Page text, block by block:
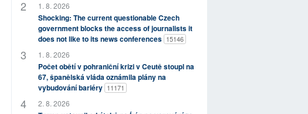
1. 8. 2026
Shocking: The current questionable Czech
government blocks the access of journalists it
does not like to its news conferences 15146
1. 8. 2026
Počet obětí v pohraniční krizi v Ceutě stoupl na
67, španělská vláda oznámila plány na
vybudování bariéry 11171
2. 8. 2026